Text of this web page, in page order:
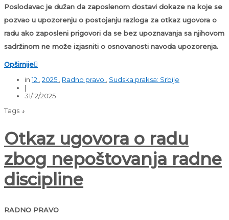
Poslodavac je dužan da zaposlenom dostavi dokaze na koje se
pozvao u upozorenju o postojanju razloga za otkaz ugovora o
radu ako zaposleni prigovori da se bez upoznavanja sa njihovom
sadržinom ne može izjasniti o osnovanosti navoda upozorenja.
Opširnije
in12 2025 Radno pravo
Sudska praksa: Srbije
|
31/12/2025
Tags ↓
Otkaz ugovora o radu
zbog nepoštovanja radne
discipline
RADNO PRAVO